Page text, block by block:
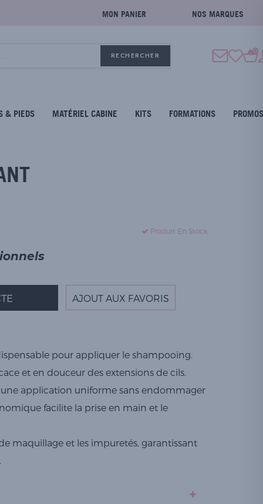
MON PANIER NOS MARQUES
RECHERCHER
0
& PIEDS MATÉRIEL CABINE KITS FORMATIONS PROMOS
Produit En Stock
AJOUT AUX FAVORIS
pour appliquer le shampooing.
et en douceur des extensions de cils.
une application uniforme sans endommager
facilite la prise en main et le
maquillage et les impuretés, garantissant